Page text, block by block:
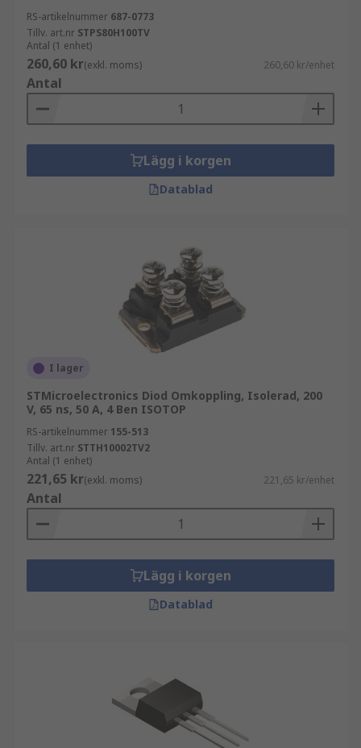
RS-artikelnummer 687-0773
Tillv. art.nr STPS80H100TV
Antal (1 enhet)
260,60 kr(exkl. moms) 260,60 kr/enhet
Antal
Lägg i korgen
Datablad
I lager
STMicroelectronics Diod Omkoppling, Isolerad, 200
V, 65 ns, 50 A, 4 Ben ISOTOP
RS-artikelnummer 155-513
Tillv. art.nr STTH10002TV2
Antal (1 enhet)
221,65 kr(exkl. moms) 221,65 kr/enhet
Antal
Lägg i korgen
Datablad